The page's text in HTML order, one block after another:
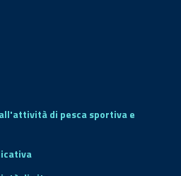
di pesca sportiva e